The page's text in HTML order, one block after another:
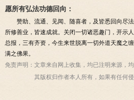
愿所有弘法功德回向：
赞助、流通、见闻、随喜者，及皆悉回向尽
所修善业，皆速成就。关闭一切诸恶趣门，开示
总报，三有齐资，今生来世脱离一切外道天魔之
满之佛果。
免责声明： 文章来自网上收集，均已注明来源，
其版权归作者本人所有，如果有任何